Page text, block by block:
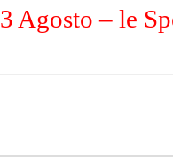
Agosto – le